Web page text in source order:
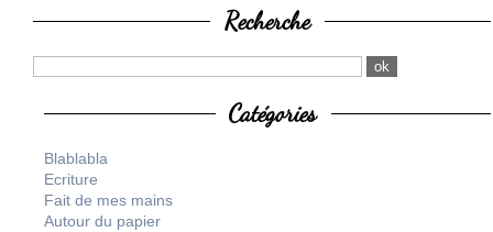
Recherche
Catégories
Blablabla
Ecriture
Fait de mes mains
Autour du papier